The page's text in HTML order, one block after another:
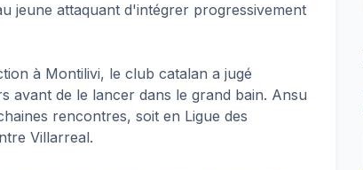
jeune attaquant d'intégrer progressivement
à Montilivi, le club catalan a jugé
avant de le lancer dans le grand bain. Ansu
rencontres, soit en Ligue des
Villarreal.